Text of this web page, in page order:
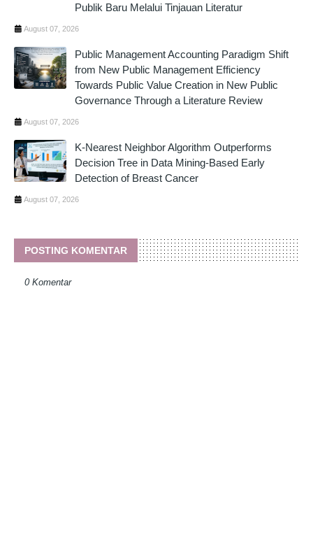
Publik Baru Melalui Tinjauan Literatur
August 07, 2026
Public Management Accounting Paradigm Shift
from New Public Management Efficiency
Towards Public Value Creation in New Public
Governance Through a Literature Review
August 07, 2026
K-Nearest Neighbor Algorithm Outperforms
Decision Tree in Data Mining-Based Early
Detection of Breast Cancer
August 07, 2026
POSTING KOMENTAR
0 Komentar